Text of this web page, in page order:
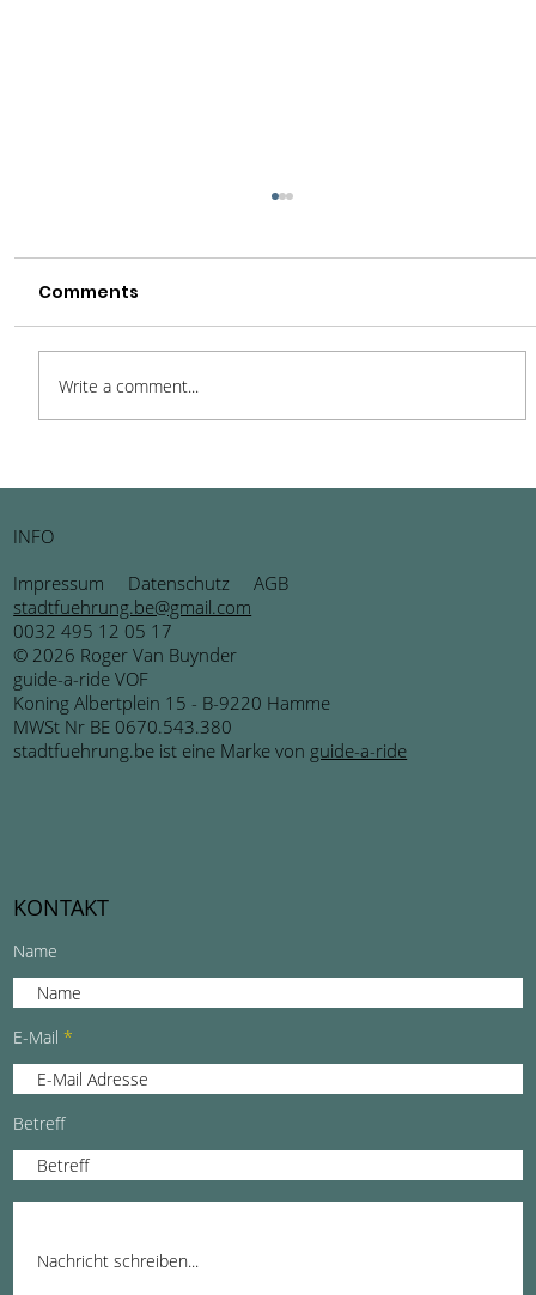
Comments
Write a comment...
KONTAKT
Name
E-Mail
Betreff
INFO
Impressum
Datenschutz
AGB
stadtfuehrung.be@gmail.com
0032 495 12 05 17
© 2026 Roger Van Buynder
guide-a-ride VOF
Koning Albertplein 15 - B-9220 Hamme
MWSt Nr BE 0670.543.380
stadtfuehrung.be ist eine Marke von guide-a-ride